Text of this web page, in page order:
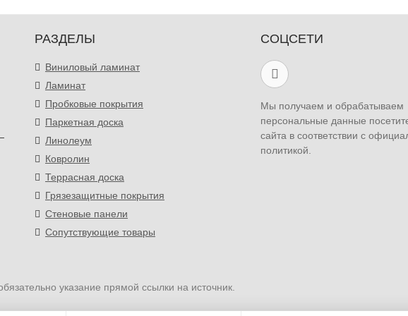
РАЗДЕЛЫ
Виниловый ламинат
Ламинат
Пробковые покрытия
Паркетная доска
Линолеум
Ковролин
Террасная доска
Грязезащитные покрытия
Стеновые панели
Сопутствующие товары
СОЦСЕТИ
Мы получаем и обрабатываем
персональные данные
сайта в соответствии с
политикой.
указание прямой ссылки на источник.